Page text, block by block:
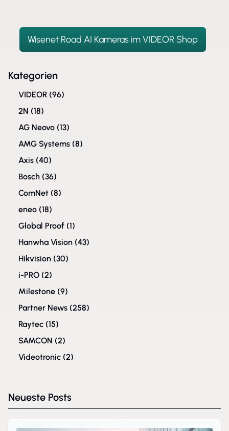
Wisenet Road AI Kameras im VIDEOR Shop
Kategorien
VIDEOR (96)
2N (18)
AG Neovo (13)
AMG Systems (8)
Axis (40)
Bosch (36)
ComNet (8)
eneo (18)
Global Proof (1)
Hanwha Vision (43)
Hikvision (30)
i-PRO (2)
Milestone (9)
Partner News (258)
Raytec (15)
SAMCON (2)
Videotronic (2)
Neueste Posts